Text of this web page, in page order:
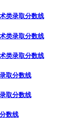
类录取分数线
类录取分数线
类录取分数线
取分数线
取分数线
数线